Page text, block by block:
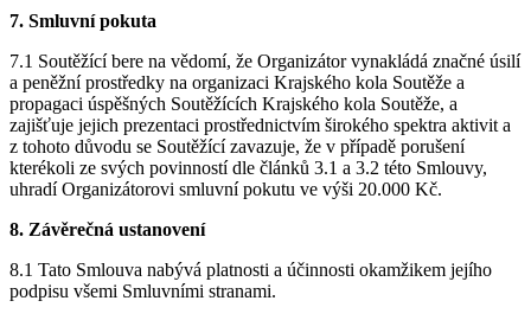
7. Smluvní pokuta
7.1 Soutěžící bere na vědomí, že Organizátor vynakládá značné úsilí
a peněžní prostředky na organizaci Krajského kola Soutěže a
propagaci úspěšných Soutěžících Krajského kola Soutěže, a
zajišťuje jejich prezentaci prostřednictvím širokého spektra aktivit a
z tohoto důvodu se Soutěžící zavazuje, že v případě porušení
kterékoli ze svých povinností dle článků 3.1 a 3.2 této Smlouvy,
uhradí Organizátorovi smluvní pokutu ve výši 20.000 Kč.
8. Závěrečná ustanovení
8.1 Tato Smlouva nabývá platnosti a účinnosti okamžikem jejího
podpisu všemi Smluvními stranami.